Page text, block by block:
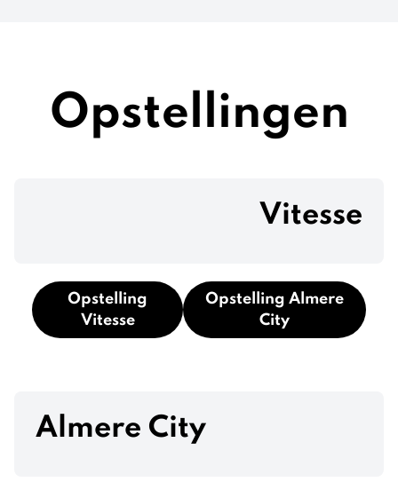
Opstellingen
Vitesse
Opstelling
Vitesse
Opstelling Almere
City
Almere City